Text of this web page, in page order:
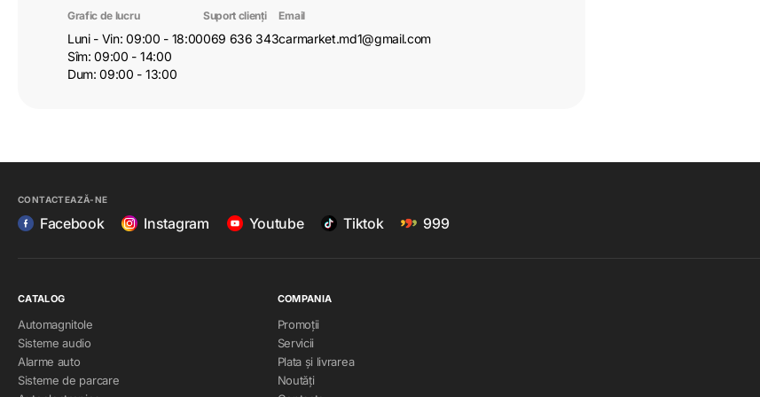
Proiectat pentru adaptoarele FlexMount165 și FlexMount20 specifice mașinii disponibile opțional, care permit o
de montare ale vehiculului
Grafic de lucru
Luni - Vin: 09:00 - 18:00
Sîm: 09:00 - 14:00
Dum: 09:00 - 13:00
Suport clienți
069 636 343
Email
carmarket.md1@gmail.com
CONTACTEAZĂ-NE
Facebook Instagram Youtube Tiktok 999
CATALOG
Automagnitole
Sisteme audio
Alarme auto
Sisteme de parcare
COMPANIA
Promoții
Servicii
Plata și livrarea
Noutăți